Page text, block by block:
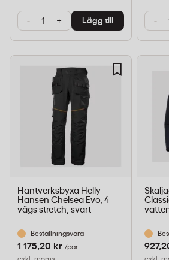
- + Lägg till -
Hantverksbyxa Helly
Hansen Chelsea Evo, 4-
vägs stretch, svart
Beställningsvara
1 175,20 kr /par